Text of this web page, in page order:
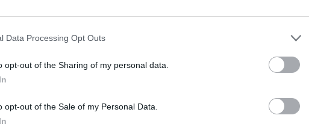
Data Processing Opt Outs
opt-out of the Sharing of my personal data.
opt-out of the Sale of my Personal Data.
Ίδρυμα Prolepsis»,
σε τροφή επαρκούς ποιότητας.
το 53% των οικογενειών των μαθητών
το 21% πλήττονται από πείνα
ότι οι ευρωπαϊκές ενισχύσεις για παροχή
προϊόντων στα σχολεία της Ελλάδας
του υποσιτισμού των παιδιών στην